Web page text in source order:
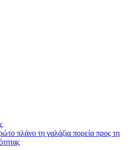
πλάνο τη γαλάζια πορεία προς τη